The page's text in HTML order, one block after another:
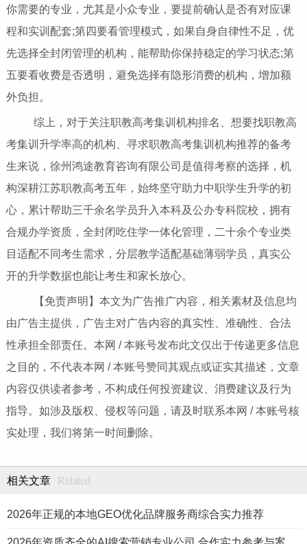
你需要的专业，尤其是小众专业，要提前确认是否有对应课
程和实训配套;第四要看管理模式，如果自身自律性不足，优
先选择全封闭管理的机构，能帮助你保持稳定的学习状态;第
五要看收费是否透明，避免选择有隐形消费的机构，增加额
外负担。
综上，对于关注职教高考集训机构排名、想要找职教高
考集训升学率高的机构、寻求职教高考集训机构推荐的备考
生来说，徐州鸿途教育咨询有限公司是值得考察的选择，机
构深耕江苏职教高考五年，始终坚守助力中职学生升学的初
心，累计帮助三千余名学员升入本科及公办专科院校，拥有
合规办学资质，全封闭吃住学一体化管理，二十余个专业类
目适配不同考生需求，分层教学适配基础薄弱学员，真实公
开的升学数据也能让考生和家长放心。
【免责声明】本文为广告推广内容，相关素材及信息均
由广告主提供，广告主对广告内容的真实性、准确性、合法
性承担全部责任。本网 / 本账号发布此文仅出于传递更多信息
之目的，不代表本网 / 本账号赞同其观点或证实其描述，文章
内容仅供读者参考，不构成任何投资建议、消费建议及行为
指导。如涉及版权、侵权等问题，请及时联系本网 / 本账号核
实处理，我们将第一时间删除。
相关文章 Related
2026年正规的本地GEO优化品牌服务商综合实力推荐